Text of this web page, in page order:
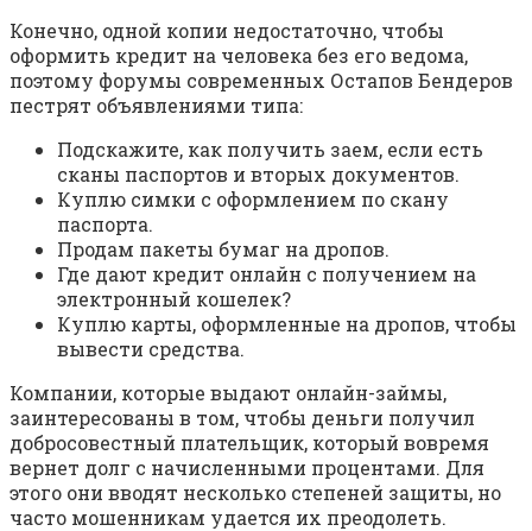
Конечно, одной копии недостаточно, чтобы
оформить кредит на человека без его ведома,
поэтому форумы современных Остапов Бендеров
пестрят объявлениями типа:
Подскажите, как получить заем, если есть
сканы паспортов и вторых документов.
Куплю симки с оформлением по скану
паспорта.
Продам пакеты бумаг на дропов.
Где дают кредит онлайн с получением на
электронный кошелек?
Куплю карты, оформленные на дропов, чтобы
вывести средства.
Компании, которые выдают онлайн-займы,
заинтересованы в том, чтобы деньги получил
добросовестный плательщик, который вовремя
вернет долг с начисленными процентами. Для
этого они вводят несколько степеней защиты, но
часто мошенникам удается их преодолеть.